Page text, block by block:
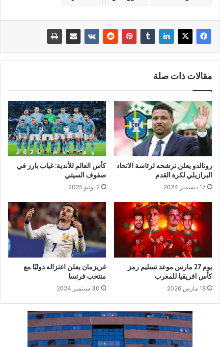
مقالات ذات صلة
رونالدو يعلن ترشحه لرئاسة الاتحاد
البرازيلي لكرة القدم
17 ديسمبر 2024
كأس العالم للأندية: غياب بارز في
صفوف السيتي
2 يونيو 2025
يوم 27 مارس موعد تسليم رمز
كأس افريقيا للمغرب
18 مارس 2026
غريزمان يعلن اعتزاله دوليًا مع
منتخب فرنسا
30 سبتمبر 2024